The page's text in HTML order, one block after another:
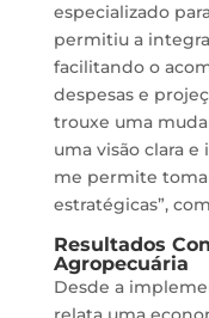
especializado
permitiu a
facilitando o
despesas e
trouxe uma
uma visão clara
me permite
estratégicas”,
Resultados
Agropecuária
Desde a